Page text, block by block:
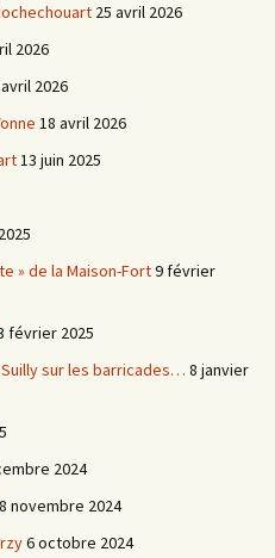
25 avril 2026
2026
2026
18 avril 2026
13 juin 2025
» de la Maison-Fort9 février
février 2025
sur les barricades… 8 janvier
2024
8 novembre 2024
6 octobre 2024